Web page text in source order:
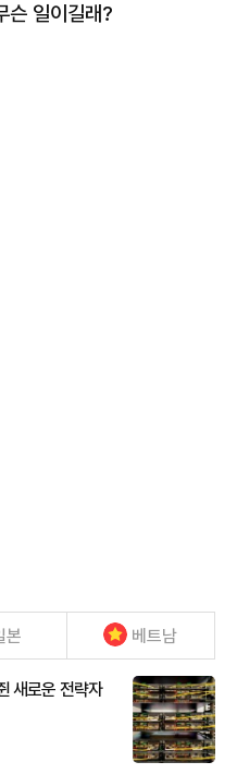
슨 일이길래?
본 베트남
새로운 전략자